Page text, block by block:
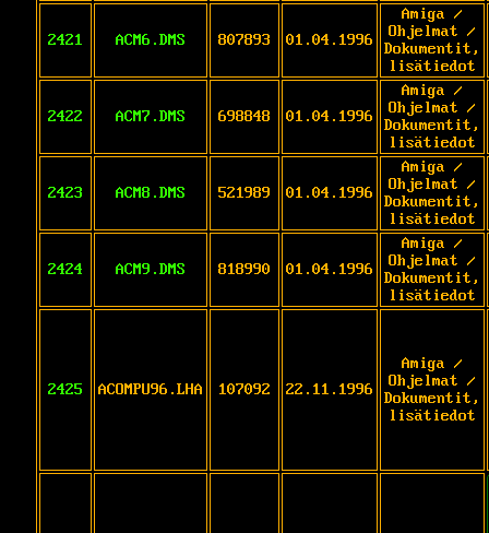
2421 ACM6.DMS 807893 01.04.1996
Amiga /
Ohjelmat /
Dokumentit,
lisätiedot
2422 ACM7.DMS 698848 01.04.1996
Amiga /
Ohjelmat /
Dokumentit,
lisätiedot
2423 ACM8.DMS 521989 01.04.1996
Amiga /
Ohjelmat /
Dokumentit,
lisätiedot
2424 ACM9.DMS 818990 01.04.1996
Amiga /
Ohjelmat /
Dokumentit,
lisätiedot
2425 ACOMPU96.LHA 107092 22.11.1996
Amiga /
Ohjelmat /
Dokumentit,
lisätiedot